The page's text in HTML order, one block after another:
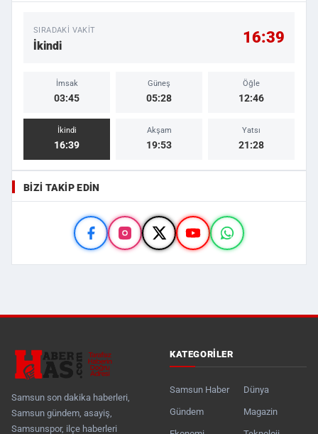
SIRADAKI VAKIT
İkindi 16:39
İmsak
03:45
Güneş
05:28
Öğle
12:46
İkindi
16:39
Akşam
19:53
Yatsı
21:28
BIZI TAKIP EDIN
Samsun son dakika haberleri,
Samsun gündem, asayiş,
Samsunspor, ilçe haberleri
KATEGORILER
Samsun Haber
Gündem
Dünya
Magazin